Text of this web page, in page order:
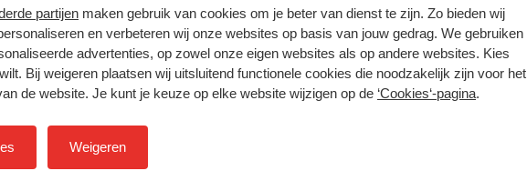
partijen maken gebruik van cookies om je beter van dienst te zijn. Zo bieden wij
en verbeteren wij onze websites op basis van jouw gedrag. We gebruiken
advertenties, op zowel onze eigen websites als op andere websites. Kies
wilt. Bij weigeren plaatsen wij uitsluitend functionele cookies die noodzakelijk zijn voor het
de website. Je kunt je keuze op elke website wijzigen op de ‘Cookies‘-pagina.
Weigeren
Hier komt alles samen
Colofon